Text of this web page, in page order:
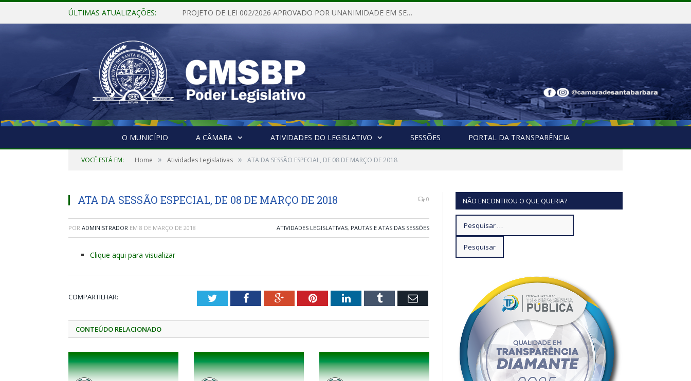
ÚLTIMAS ATUALIZAÇÕES: PROJETO DE LEI 002/2026 APROVADO POR UNANIMIDADE EM SESSÃO ORDINÁRIA NESTA QUINTA – FEIRA 28 DE MAIO DE 2026
O MUNICÍPIO A CÂMARA ATIVIDADES DO LEGISLATIVO SESSÕES PORTAL DA TRANSPARÊNCIA
VOCÊ ESTÁ EM: Home » Atividades Legislativas » ATA DA SESSÃO ESPECIAL, DE 08 DE MARÇO DE 2018
ATA DA SESSÃO ESPECIAL, DE 08 DE MARÇO DE 2018 0
POR ADMINISTRADOR EM 8 DE MARÇO DE 2018 ATIVIDADES LEGISLATIVAS, PAUTAS E ATAS DAS SESSÕES
Clique aqui para visualizar
COMPARTILHAR: TwitterFacebookGoogle+PinterestLinkedInTumblr Email
CONTEÚDO RELACIONADO
NÃO ENCONTROU O QUE QUERIA?